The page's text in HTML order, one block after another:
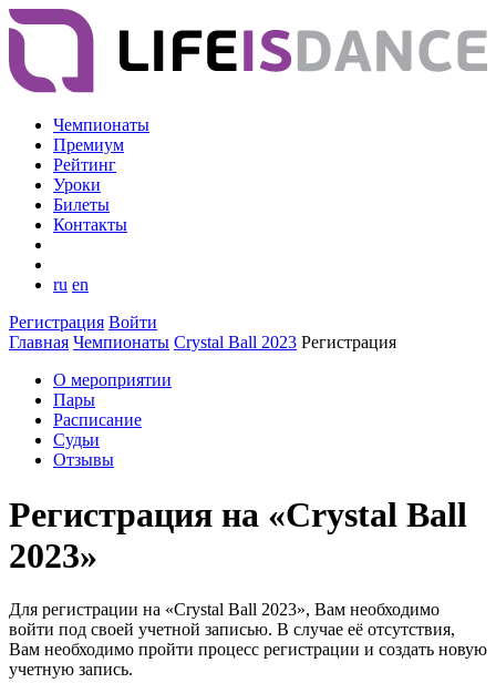
Чемпионаты
Премиум
Рейтинг
Уроки
Билеты
Контакты
ru en
Регистрация Войти
Главная Чемпионаты Crystal Ball 2023 Регистрация
О мероприятии
Пары
Расписание
Судьи
Отзывы
Регистрация на «Crystal Ball
2023»
Для регистрации на «Crystal Ball 2023», Вам необходимо
войти под своей учетной записью. В случае её отсутствия,
Вам необходимо пройти процесс регистрации и создать новую
учетную запись.